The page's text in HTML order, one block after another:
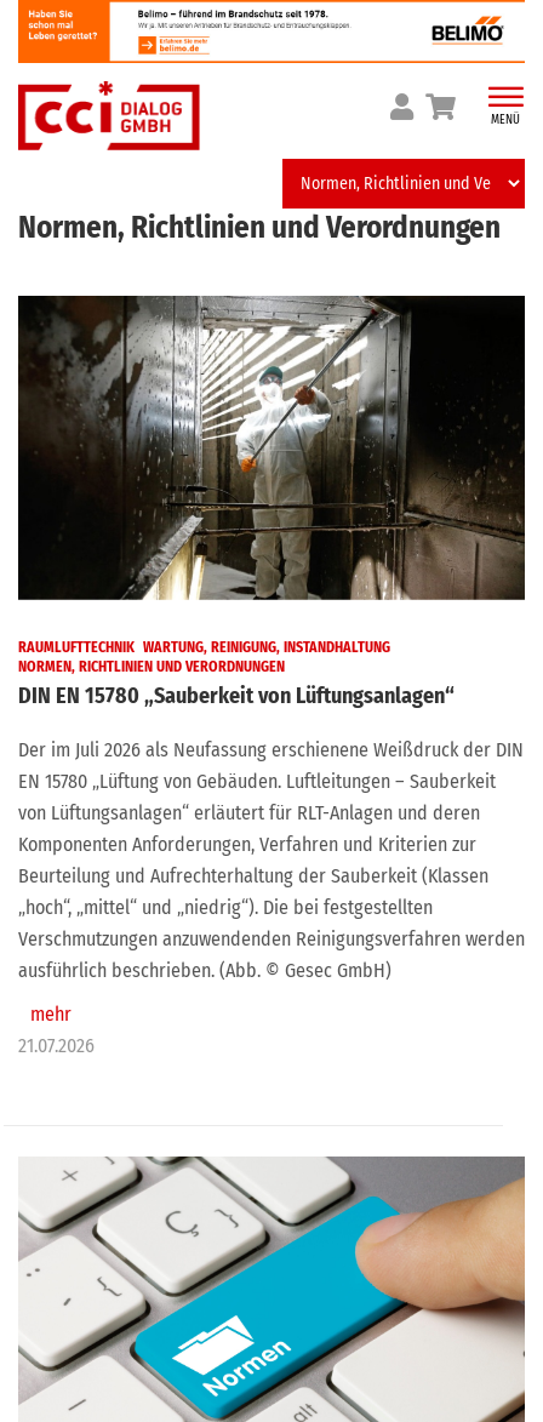
Skip
to
content
MENÜ
Normen, Richtlinien und Verordnungen
RAUMLUFTTECHNIK WARTUNG, REINIGUNG, INSTANDHALTUNG
NORMEN, RICHTLINIEN UND VERORDNUNGEN
DIN EN 15780 „Sauberkeit von Lüftungsanlagen“
Der im Juli 2026 als Neufassung erschienene Weißdruck der DIN
EN 15780 „Lüftung von Gebäuden. Luftleitungen – Sauberkeit
von Lüftungsanlagen“ erläutert für RLT-Anlagen und deren
Komponenten Anforderungen, Verfahren und Kriterien zur
Beurteilung und Aufrechterhaltung der Sauberkeit (Klassen
„hoch“, „mittel“ und „niedrig“). Die bei festgestellten
Verschmutzungen anzuwendenden Reinigungsverfahren werden
ausführlich beschrieben. (Abb. © Gesec GmbH)
mehr
21.07.2026